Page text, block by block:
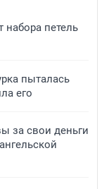
набора петель
пыталась
его
за свои деньги